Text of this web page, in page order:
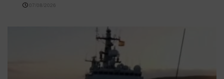
07/08/2026